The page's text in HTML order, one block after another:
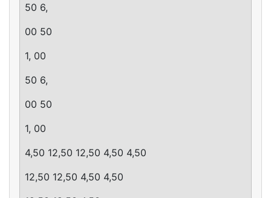
50 6,
00 50
1, 00
50 6,
00 50
1, 00
4,50 12,50 12,50 4,50 4,50
12,50 12,50 4,50 4,50